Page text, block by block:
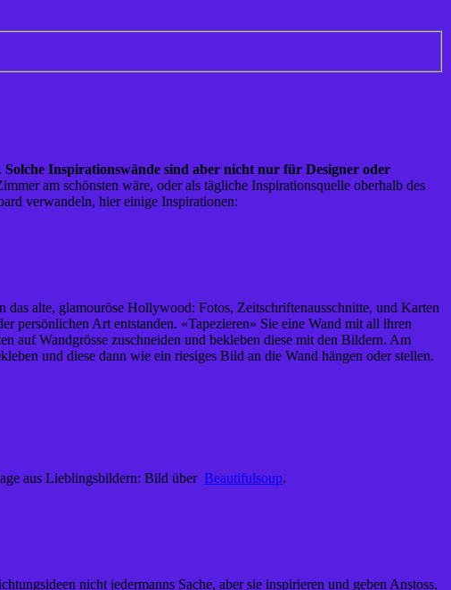
Solche Inspirationswände sind aber nicht nur für Designer oder
am schönsten wäre, oder als tägliche Inspirationsquelle oberhalb des
verwandeln, hier einige Inspirationen:
alte, glamouröse Hollywood: Fotos, Zeitschriftenausschnitte, und Karten
persönlichen Art entstanden. «Tapezieren» Sie eine Wand mit all ihren
auf Wandgrösse zuschneiden und bekleben diese mit den Bildern. Am
und diese dann wie ein riesiges Bild an die Wand hängen oder stellen.
aus Lieblingsbildern: Bild über Beautifulsoup.
nicht jedermanns Sache, aber sie inspirieren und geben Anstoss,